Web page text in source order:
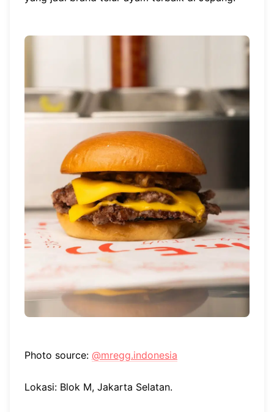
Photo source: @mregg.indonesia
Lokasi: Blok M, Jakarta Selatan.